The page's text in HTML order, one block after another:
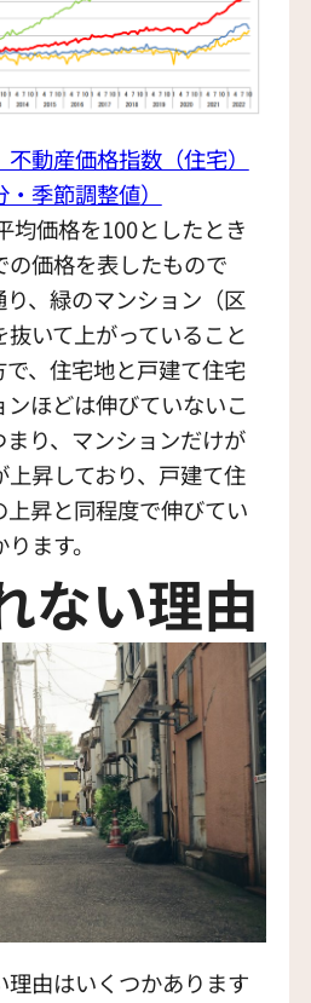
動産価格指数（住宅）
・季節調整値）
均価格を100としたとき
価格を表したもので
、緑のマンション（区
いて上がっていること
、住宅地と戸建て住宅
ほどは伸びていないこ
まり、マンションだけが
昇しており、戸建て住
昇と同程度で伸びてい
ます。
ない理由
由はいくつかあります